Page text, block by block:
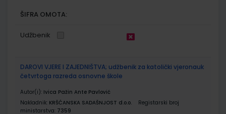
ŠIFRA OMOTA:
Udžbenik
DAROVI VJERE I ZAJEDNIŠTVA; udžbenik za katolički vjeronauk
četvrtoga razreda osnovne škole
Autor(i): Ivica Pažin Ante Pavlović
Nakladnik: KRŠĆANSKA SADAŠNJOST d.o.o.
Registarski broj
ministarstva: 7359